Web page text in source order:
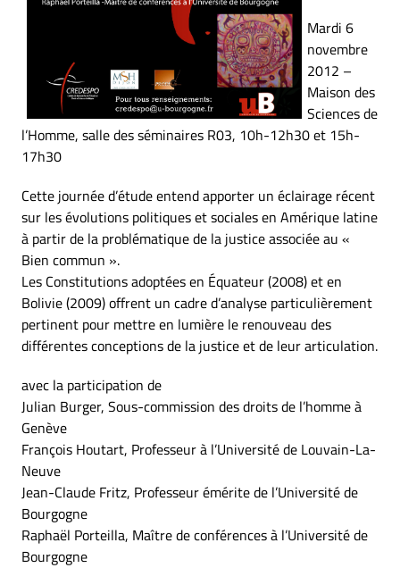
Mardi 6
novembre
2012 –
Maison des
Sciences de
l’Homme, salle des séminaires R03, 10h-12h30 et 15h-
17h30
Cette journée d’étude entend apporter un éclairage récent
sur les évolutions politiques et sociales en Amérique latine
à partir de la problématique de la justice associée au «
Bien commun ».
Les Constitutions adoptées en Équateur (2008) et en
Bolivie (2009) offrent un cadre d’analyse particulièrement
pertinent pour mettre en lumière le renouveau des
différentes conceptions de la justice et de leur articulation.
avec la participation de
Julian Burger, Sous-commission des droits de l’homme à
Genève
François Houtart, Professeur à l’Université de Louvain-La-
Neuve
Jean-Claude Fritz, Professeur émérite de l’Université de
Bourgogne
Raphaël Porteilla, Maître de conférences à l’Université de
Bourgogne